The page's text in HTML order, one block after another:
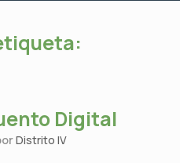
Digital
Distrito IV